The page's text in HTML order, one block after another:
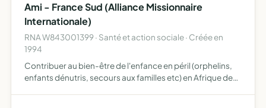
Ami - France Sud (Alliance Missionnaire
Internationale)
RNA W843001399 · Santé et action sociale · Créée en
1994
Contribuer au bien-être de l'enfance en péril (orphelins,
enfants dénutris, secours aux familles etc) en Afrique de